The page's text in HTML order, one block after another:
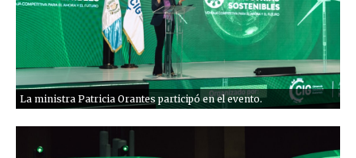
La ministra Patricia Orantes participó en el evento.